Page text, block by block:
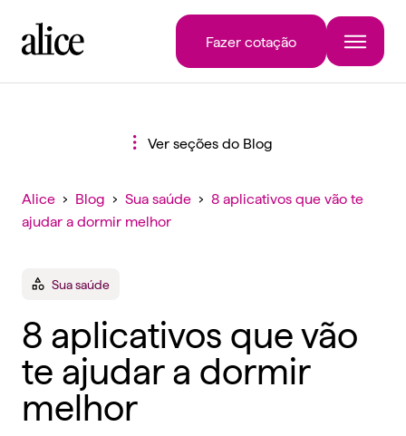
Fazer cotação
Ver seções do Blog
Alice › Blog › Sua saúde › 8 aplicativos que vão te
ajudar a dormir melhor
Sua saúde
8 aplicativos que vão
te ajudar a dormir
melhor